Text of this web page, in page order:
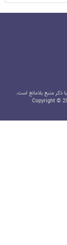
منبع بلامانع است.
Copyright ©